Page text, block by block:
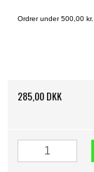
Ordrer under 500,00
285,00 DKK